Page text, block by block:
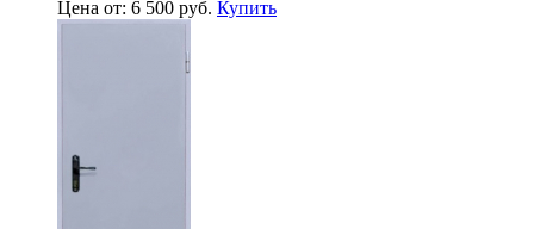
Цена от: 6 500 руб. Купить